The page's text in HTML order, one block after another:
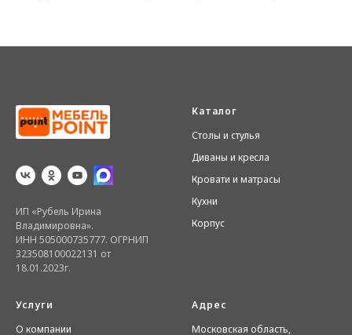
ИП «Рубель Ирина
Владимировна».
ИНН 505000735777. ОГРНИП
323508100022131 от
18.01.2023г.
Каталог
Столы и стулья
Диваны и кресла
Кровати и матрасы
Кухни
Корпус
Услуги
О компании
Адрес
Московская область,